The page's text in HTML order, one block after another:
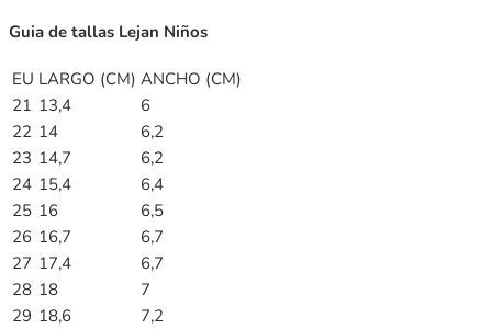
Guia de tallas Lejan Niños
EU LARGO (CM) ANCHO (CM)
21 13,4
6
22 14
6,2
23 14,7
6,2
24 15,4
6,4
25 16
6,5
26 16,7
6,7
27 17,4
6,7
28 18
7
29 18,6
7,2